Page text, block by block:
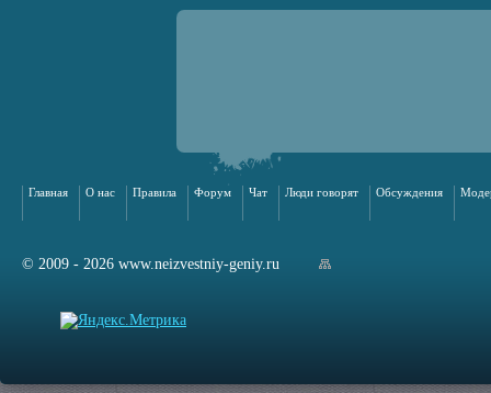
Главная О нас Правила Форум Чат Люди говорят Обсуждения
© 2009 - 2026 www.neizvestniy-geniy.ru
сайта